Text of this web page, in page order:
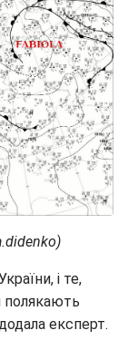
і те,
полякають
експерт.